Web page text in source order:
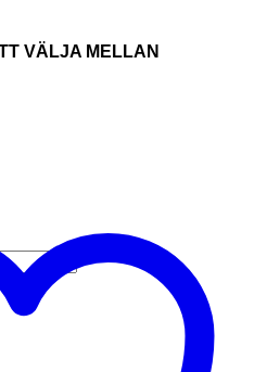
VÄLJA MELLAN